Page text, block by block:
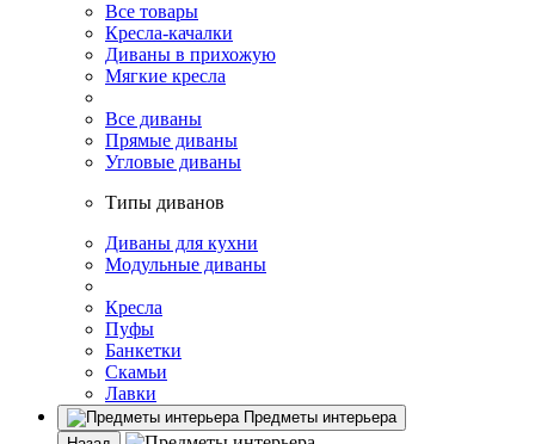
Все товары
Кресла-качалки
Диваны в прихожую
Мягкие кресла
Все диваны
Прямые диваны
Угловые диваны
Типы диванов
Диваны для кухни
Модульные диваны
Кресла
Пуфы
Банкетки
Скамьи
Лавки
Предметы интерьера